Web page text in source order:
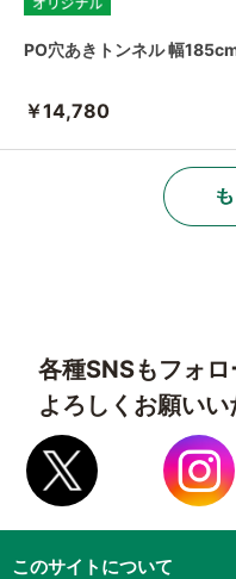
PO穴あきトンネル 幅
￥14,780
各種SNSもフォロ
よろしくお願いい
このサイトについて